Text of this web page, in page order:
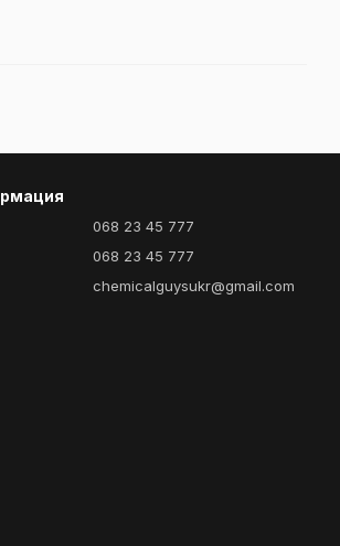
068 23 45 777
068 23 45 777
chemicalguysukr@gmail.com